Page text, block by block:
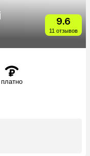
9.6
11 отзывов
платно